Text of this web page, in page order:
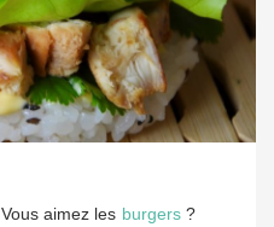
aimez les burgers?